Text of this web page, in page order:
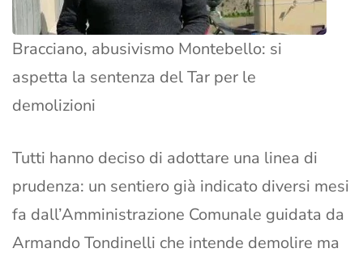
Bracciano, abusivismo Montebello: si
aspetta la sentenza del Tar per le
demolizioni
Tutti hanno deciso di adottare una linea di
prudenza: un sentiero già indicato diversi mesi
fa dall’Amministrazione Comunale guidata da
Armando Tondinelli che intende demolire ma